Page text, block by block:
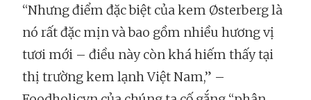
“Nhưng điểm đặc biệt của kem Østerberg là
nó rất đặc mịn và bao gồm nhiều hương vị
tươi mới – điều này còn khá hiếm thấy tại
thị trường kem lạnh Việt Nam,” –